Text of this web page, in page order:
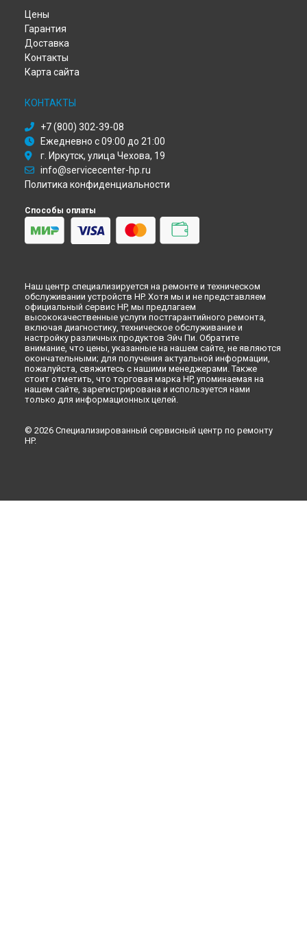
Ремонт плоттера PageWide XL 4200 HP в
Ремонт плоттера PageWide XL 4200 HP в
Ремонт плоттера PageWide XL 4200 HP в
Ремонт плоттера PageWide XL 4200 HP в
Цены
Гарантия
Доставка
Контакты
Карта сайта
КОНТАКТЫ
+7 (800) 302-39-08
Ежедневно с 09:00 до 21:00
г. Иркутск, улица Чехова, 19
info@servicecenter-hp.ru
Политика конфиденциальности
Способы оплаты
Наш центр специализируется на ремонте и техническом
обслуживании устройств HP. Хотя мы и не представляем
официальный сервис HP, мы предлагаем
высококачественные услуги постгарантийного ремонта,
включая диагностику, техническое обслуживание и
настройку различных продуктов Эйч Пи. Обратите
внимание, что цены, указанные на нашем сайте, не являются
окончательными; для получения актуальной информации,
пожалуйста, свяжитесь с нашими менеджерами. Также
стоит отметить, что торговая марка HP, упоминаемая на
нашем сайте, зарегистрирована и используется нами
только для информационных целей.
© 2026 Специализированный сервисный центр по ремонту
HP.